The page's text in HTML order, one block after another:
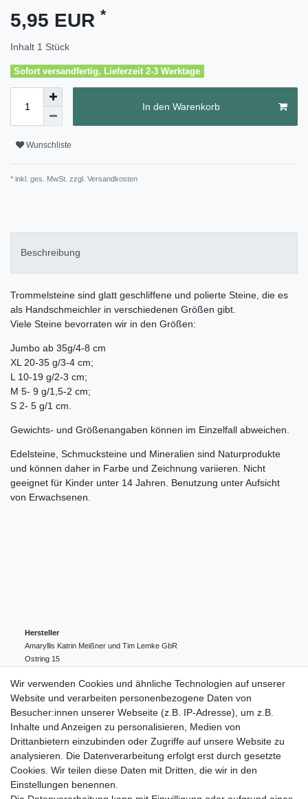
5,95 EUR *
Inhalt 1 Stück
Sofort versandfertig, Lieferzeit 2-3 Werktage
In den Warenkorb
Wunschliste
* inkl. ges. MwSt. zzgl. Versandkosten
Beschreibung
Trommelsteine sind glatt geschliffene und polierte Steine, die es
als Handschmeichler in verschiedenen Größen gibt.
Viele Steine bevorraten wir in den Größen:
Jumbo ab 35g/4-8 cm
XL 20-35 g/3-4 cm;
L 10-19 g/2-3 cm;
M 5- 9 g/1,5-2 cm;
S 2- 5 g/1 cm.
Gewichts- und Größenangaben können im Einzelfall abweichen.
Edelsteine, Schmucksteine und Mineralien sind Naturprodukte
und können daher in Farbe und Zeichnung variieren. Nicht
geeignet für Kinder unter 14 Jahren. Benutzung unter Aufsicht
von Erwachsenen.
Hersteller
Amaryllis Katrin Meißner und Tim Lemke GbR
Ostring 15
004943548099856
amaryllis-eckernfoerde@t-online.de
EU-Verantwortlicher
Amaryllis Katrin Meißner und Tim Lemke GbR
Ostring
15
004943548099856
amaryllis-eckernfoerde@t-online.de
Wir verwenden Cookies und ähnliche Technologien auf unserer
Website und verarbeiten personenbezogene Daten von
Besucher:innen unserer Webseite (z.B. IP-Adresse), um z.B.
Inhalte und Anzeigen zu personalisieren, Medien von
Drittanbietern einzubinden oder Zugriffe auf unsere Website zu
analysieren. Die Datenverarbeitung erfolgt erst durch gesetzte
Cookies. Wir teilen diese Daten mit Dritten, die wir in den
Einstellungen benennen.